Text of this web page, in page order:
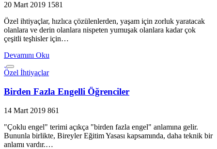
20 Mart 2019 1581
Özel ihtiyaçlar, hızlıca çözülenlerden, yaşam için zorluk yaratacak
olanlara ve derin olanlara nispeten yumuşak olanlara kadar çok
çeşitli teşhisler için…
Devamını Oku
Özel İhtiyaçlar
Birden Fazla Engelli Öğrenciler
14 Mart 2019 861
"Çoklu engel" terimi açıkça "birden fazla engel" anlamına gelir.
Bununla birlikte, Bireyler Eğitim Yasası kapsamında, daha teknik bir
anlamı vardır.…